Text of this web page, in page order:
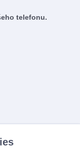
telefonu.